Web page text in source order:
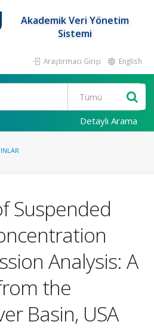
Akademik Veri Yönetim
Sistemi
Araştırmacı Girişi English
Detaylı Arama
Suspended
Analysis: A
the
Basin, USA